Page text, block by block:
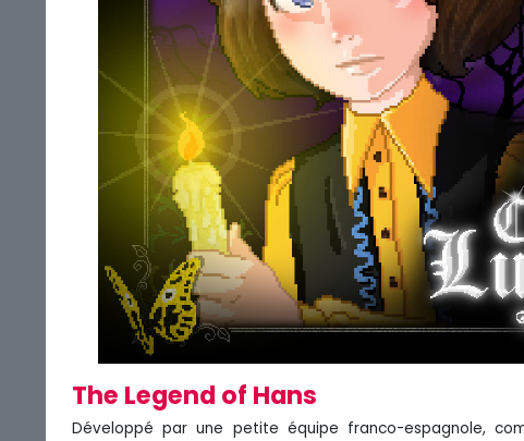
The Legend of Hans
Développé par une petite équipe franco-espagnole,